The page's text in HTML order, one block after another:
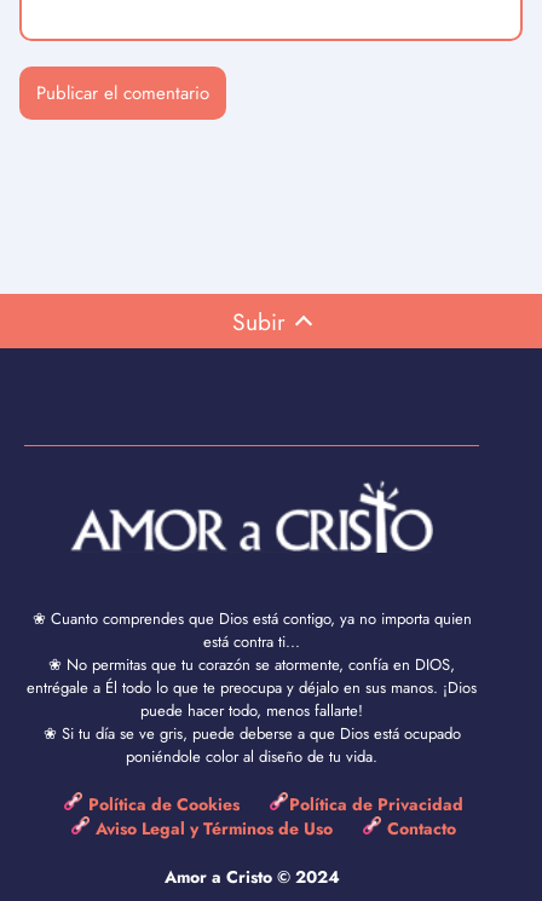
Subir
❀ Cuanto comprendes que Dios está contigo, ya no importa quien
está contra ti...
❀ No permitas que tu corazón se atormente, confía en DIOS,
entrégale a Él todo lo que te preocupa y déjalo en sus manos. ¡Dios
puede hacer todo, menos fallarte!
❀ Si tu día se ve gris, puede deberse a que Dios está ocupado
poniéndole color al diseño de tu vida.
Política de Cookies
Política de Privacidad
Aviso Legal y Términos de Uso
Contacto
Amor a Cristo © 2024